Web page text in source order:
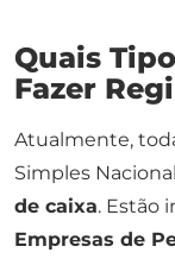
Quais
Fazer
Atualmente,
Simples
de caixa. Estão
Empresas de